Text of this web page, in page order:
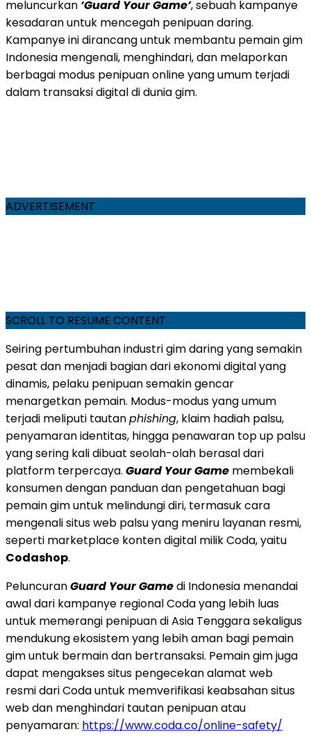
meluncurkan ‘Guard Your Game’, sebuah kampanye
kesadaran untuk mencegah penipuan daring.
Kampanye ini dirancang untuk membantu pemain gim
Indonesia mengenali, menghindari, dan melaporkan
berbagai modus penipuan online yang umum terjadi
dalam transaksi digital di dunia gim.
ADVERTISEMENT
SCROLL TO RESUME CONTENT
Seiring pertumbuhan industri gim daring yang semakin
pesat dan menjadi bagian dari ekonomi digital yang
dinamis, pelaku penipuan semakin gencar
menargetkan pemain. Modus-modus yang umum
terjadi meliputi tautanphishing, klaim hadiah palsu,
penyamaran identitas, hingga penawaran top up palsu
yang sering kali dibuat seolah-olah berasal dari
platform terpercaya. Guard Your Game membekali
konsumen dengan panduan dan pengetahuan bagi
pemain gim untuk melindungi diri, termasuk cara
mengenali situs web palsu yang meniru layanan resmi,
seperti marketplace konten digital milik Coda, yaitu
Codashop.
PeluncuranGuard Your Gamedi Indonesia menandai
awal dari kampanye regional Coda yang lebih luas
untuk memerangi penipuan di Asia Tenggara sekaligus
mendukung ekosistem yang lebih aman bagi pemain
gim untuk bermain dan bertransaksi. Pemain gim juga
dapat mengakses situs pengecekan alamat web
resmi dari Coda untuk memverifikasi keabsahan situs
web dan menghindari tautan penipuan atau
penyamaran: https://www.coda.co/online-safety/